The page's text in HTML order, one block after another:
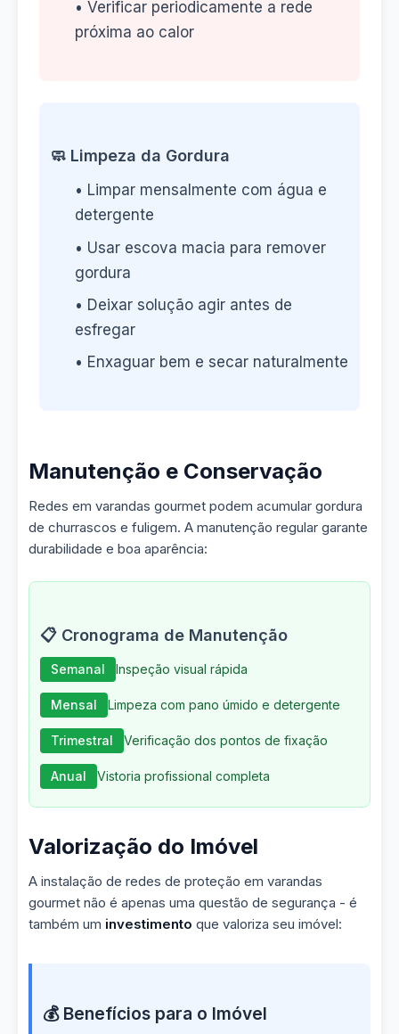
• Verificar periodicamente a rede
próxima ao calor
🧼 Limpeza da Gordura
• Limpar mensalmente com água e
detergente
• Usar escova macia para remover
gordura
• Deixar solução agir antes de
esfregar
• Enxaguar bem e secar naturalmente
Manutenção e Conservação
Redes em varandas gourmet podem acumular gordura
de churrascos e fuligem. A manutenção regular garante
durabilidade e boa aparência:
📋 Cronograma de Manutenção
Semanal Inspeção visual rápida
Mensal Limpeza com pano úmido e detergente
Trimestral Verificação dos pontos de fixação
Anual Vistoria profissional completa
Valorização do Imóvel
A instalação de redes de proteção em varandas
gourmet não é apenas uma questão de segurança - é
também um investimento que valoriza seu imóvel:
💰 Benefícios para o Imóvel